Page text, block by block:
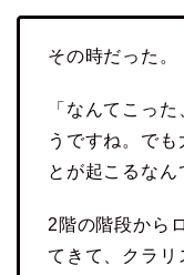
その時だった。
「なんてこっ
うですね。で
とが起こるなん
2階の階段から
てきて、クラリ